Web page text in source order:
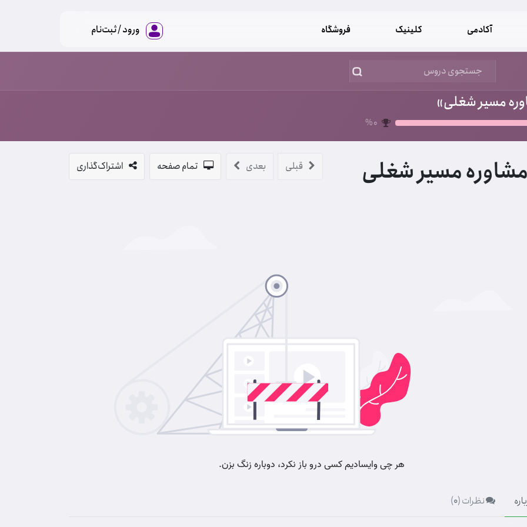
آکادمی کلینیک فروشگاه ورود / ثبت‌نام
مسیر شغلی»
0
%
مسیر شغلی قبلی بعدی تمام صفحه اشتراک‌گذاری
نظرات (0
)